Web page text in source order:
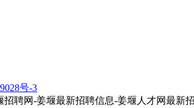
号-3
招聘网-姜堰最新招聘信息-姜堰人才网最新